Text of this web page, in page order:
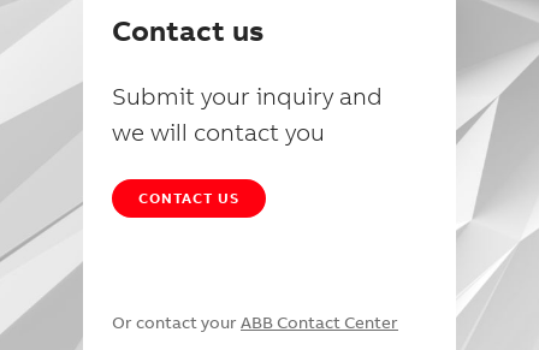
Contact us
Submit your inquiry and
we will contact you
CONTACT US
Or contact your ABB Contact Center